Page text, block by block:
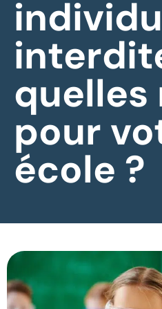
quelles
pour
école ?